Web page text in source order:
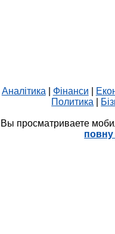
Аналітика Фінанси
Политика
Вы просматриваете
повну